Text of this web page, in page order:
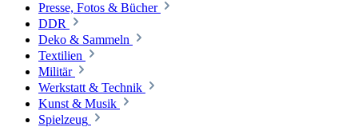
Presse, Fotos & Bücher
DDR
Deko & Sammeln
Textilien
Militär
Werkstatt & Technik
Kunst & Musik
Spielzeug